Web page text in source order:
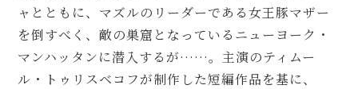
ャとともに、マズルのリーダーである女王豚マザー
を倒すべく、敵の巣窟となっているニューヨーク・
マンハッタンに潜入するが……。主演のティムー
ル・トゥリスベコフが制作した短編作品を基に、